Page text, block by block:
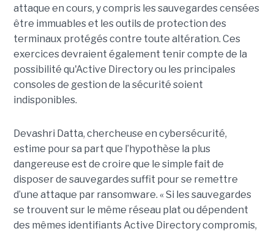
attaque en cours, y compris les sauvegardes censées
être immuables et les outils de protection des
terminaux protégés contre toute altération. Ces
exercices devraient également tenir compte de la
possibilité qu'Active Directory ou les principales
consoles de gestion de la sécurité soient
indisponibles.
Devashri Datta, chercheuse en cybersécurité,
estime pour sa part que l’hypothèse la plus
dangereuse est de croire que le simple fait de
disposer de sauvegardes suffit pour se remettre
d’une attaque par ransomware. « Si les sauvegardes
se trouvent sur le même réseau plat ou dépendent
des mêmes identifiants Active Directory compromis,